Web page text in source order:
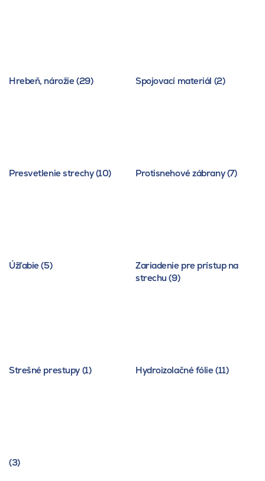
Hrebeň, nárožie (29) Spojovací materiál (2)
Presvetlenie strechy (10) Protisnehové zábrany (7)
Úžľabie (5)
Zariadenie pre prístup na
strechu (9)
Strešné prestupy (1) Hydroizolačné fólie (11)
(3)